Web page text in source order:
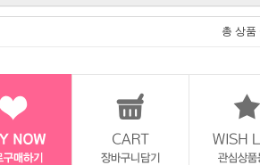
총 상품